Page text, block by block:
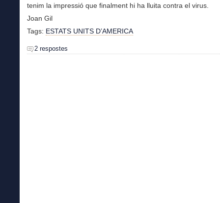
tenim la impressió que finalment hi ha lluita contra el virus.
Joan Gil
Tags: ESTATS UNITS D’AMERICA
2 respostes